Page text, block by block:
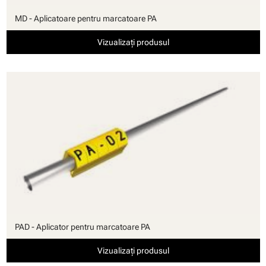
MD - Aplicatoare pentru marcatoare PA
Vizualizați produsul
PAD - Aplicator pentru marcatoare PA
Vizualizați produsul